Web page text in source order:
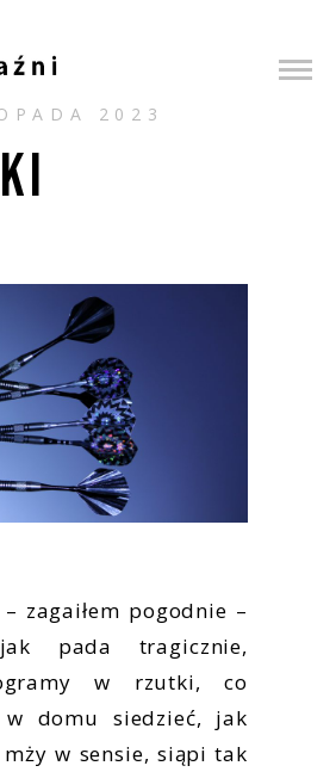
2023
zagaiłem pogodnie –
pada tragicznie,
w rzutki, co
w domu siedzieć, jak
w sensie, siąpi tak